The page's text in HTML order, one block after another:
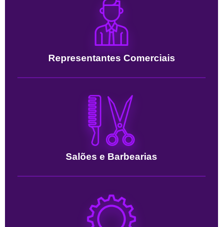
Representantes Comerciais
Salões e Barbearias